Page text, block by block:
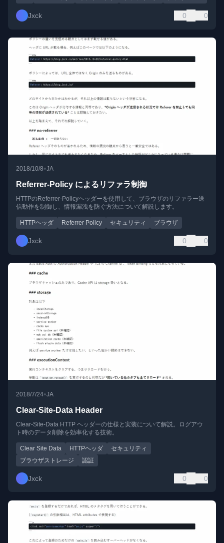
Jxck 0 0
2018/10/8•JA
Referrer-Policy によるリファラ制御
HTTPのReferrer-Policyヘッダーを使用して、ブラウザのリファラー送
信動作を制御し、情報漏洩を防ぐ方法について解説します。
HTTPヘッダ Referrer Policy セキュリティ ブラウザ
Jxck 0 0
2018/7/24•JA
Clear-Site-Data Header
Clear-Site-Data HTTP ヘッダーの仕様と実装について解説。ログアウ
ト時のデータ削除を効率化する技術。
Clear Site Data HTTPヘッダ
セキュリティ
ブラウザストレージ
認証
Jxck 0 0